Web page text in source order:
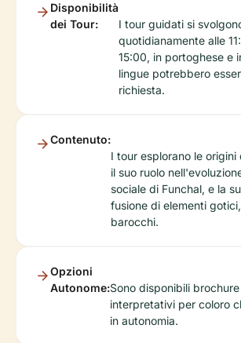
Disponibilità
dei Tour:
I tour guidati si
quotidianamente alle
15:00, in portoghese e
lingue potrebbero
richiesta.
Contenuto:
I tour esplorano le origini
il suo ruolo
sociale di Funchal, e la
fusione di elementi
barocchi.
Opzioni
Autonome:Sono disponibili
interpretativi per coloro
in autonomia.